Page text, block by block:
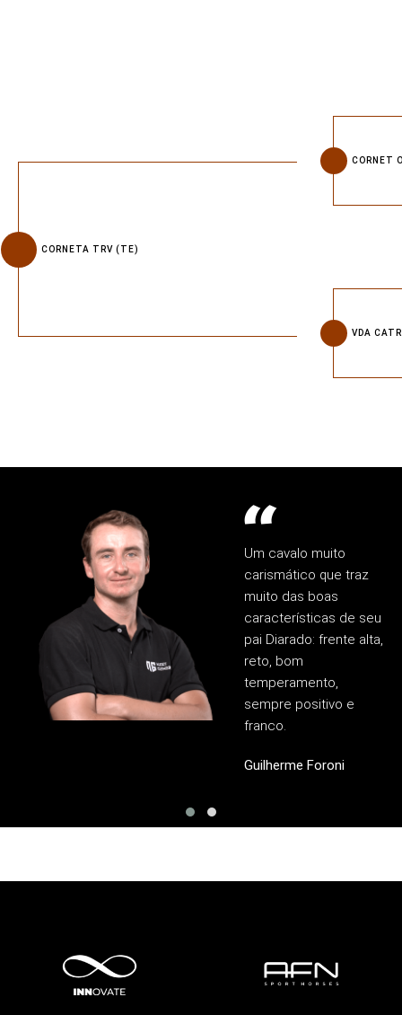
CORNETA TRV (TE)
CORNET
VDA
Um cavalo muito
carismático que traz
muito das boas
características de seu
pai Diarado: frente alta,
reto, bom
temperamento,
sempre positivo e
franco.
Guilherme Foroni